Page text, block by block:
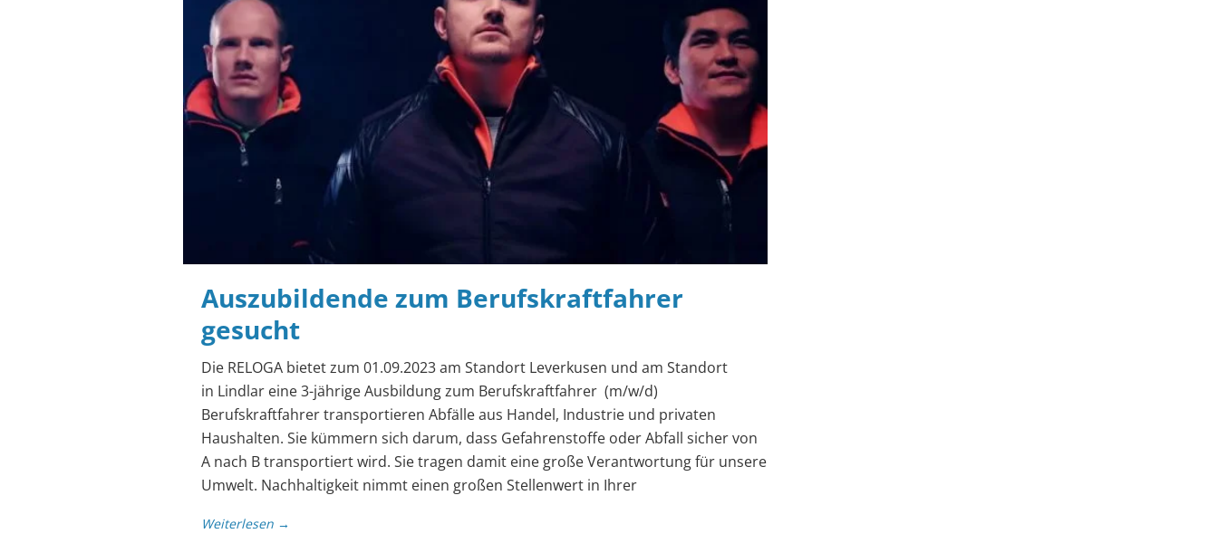
Auszubildende zum Berufskraftfahrer
gesucht
Die RELOGA bietet zum 01.09.2023 am Standort Leverkusen und am Standort
in Lindlar eine 3-jährige Ausbildung zum Berufskraftfahrer (m/w/d)
Berufskraftfahrer transportieren Abfälle aus Handel, Industrie und privaten
Haushalten. Sie kümmern sich darum, dass Gefahrenstoffe oder Abfall sicher von
A nach B transportiert wird. Sie tragen damit eine große Verantwortung für unsere
Umwelt. Nachhaltigkeit nimmt einen großen Stellenwert in Ihrer
Weiterlesen →